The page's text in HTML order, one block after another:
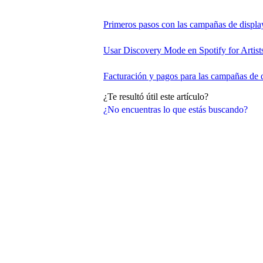
¿No encuentras lo que estás buscando?
Primeros pasos con las campañas de
Usar Discovery Mode en Spotify for
Facturación y pagos para las campañas de
¿Te resultó útil este artículo?